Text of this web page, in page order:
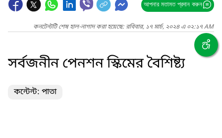
আপনার মতামত প্রদান করুন
কনটেন্টটি শেষ হাল-নাগাদ করা হয়েছে: রবিবার, ১৭ মার্চ, ২০২৪ এ ০২:১৭ AM
সর্বজনীন পেনশন স্কিমের বৈশিষ্ট্য
কন্টেন্ট: পাতা